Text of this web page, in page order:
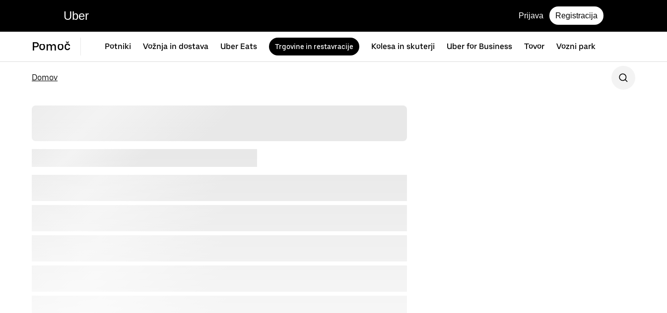
Uber Prijava Registracija
Pomoč Potniki Vožnja in dostava Uber Eats Trgovine in restavracije Kolesa in skuterji Uber for Business Tovor Vozni park
Domov